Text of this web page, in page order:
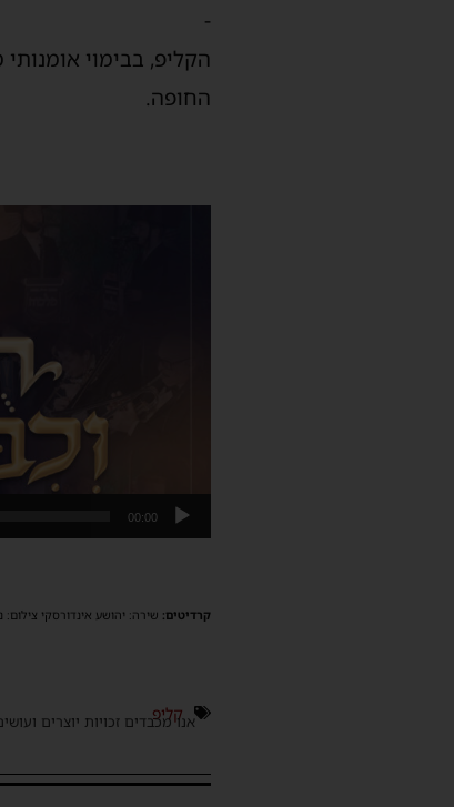
-
הקליפ, בבימוי
החופה.
00:00
קרדיטים: שירה: יהושע אינדורסקי צילום:
קליפ
אנו מכבדים זכויות יוצרים